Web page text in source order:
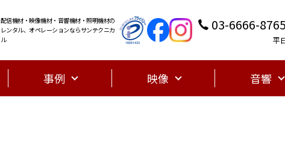
配信機材・映像機材・音響機材・照明機材の
レンタル、オペレーションならサンテクニカ
ル
03-6666-8765
平
事例 映像 音響